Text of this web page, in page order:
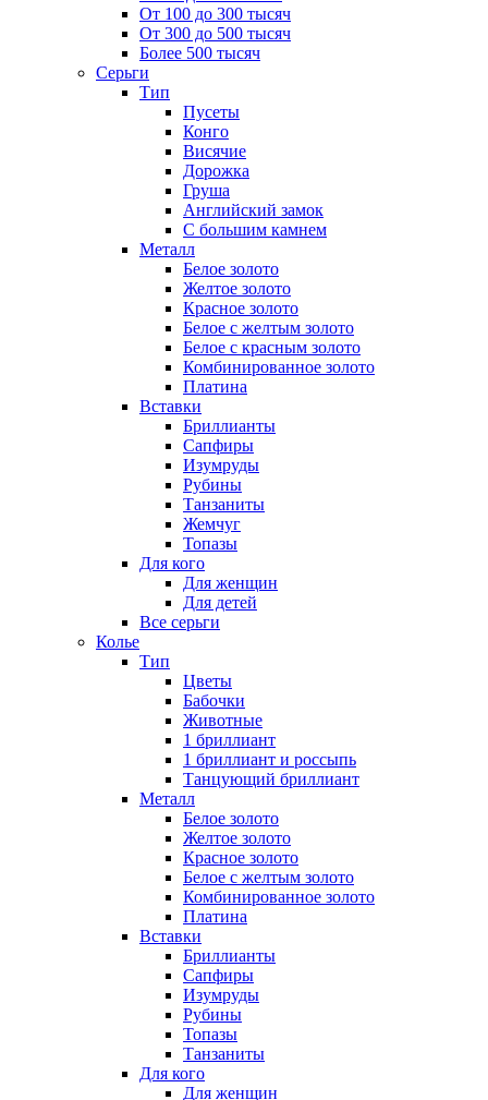
От 100 до 300 тысяч
От 300 до 500 тысяч
Более 500 тысяч
Серьги
Тип
Пусеты
Конго
Висячие
Дорожка
Груша
Английский замок
С большим камнем
Металл
Белое золото
Желтое золото
Красное золото
Белое с желтым золото
Белое с красным золото
Комбинированное золото
Платина
Вставки
Бриллианты
Сапфиры
Изумруды
Рубины
Танзаниты
Жемчуг
Топазы
Для кого
Для женщин
Для детей
Все серьги
Колье
Тип
Цветы
Бабочки
Животные
1 бриллиант
1 бриллиант и россыпь
Танцующий бриллиант
Металл
Белое золото
Желтое золото
Красное золото
Белое с желтым золото
Комбинированное золото
Платина
Вставки
Бриллианты
Сапфиры
Изумруды
Рубины
Топазы
Танзаниты
Для кого
Для женщин